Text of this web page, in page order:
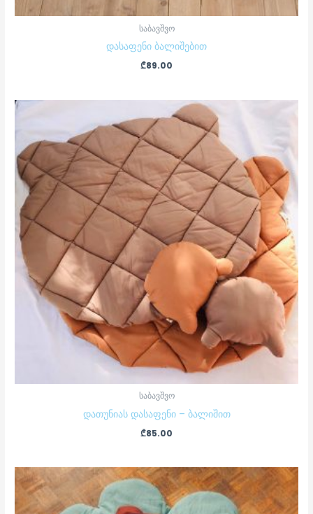
საბავშვო
დასაფენი ბალიშებით
₾89.00
საბავშვო
დათუნიას დასაფენი – ბალიშით
₾85.00